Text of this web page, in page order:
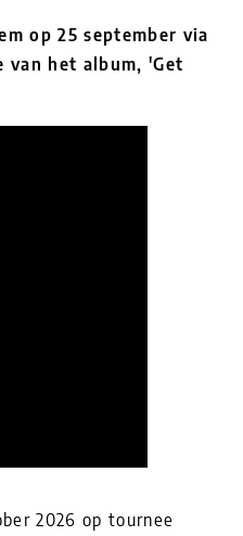
op 25 september via
van het album, 'Get
2026 op tournee